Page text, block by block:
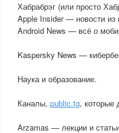
Хабрабрэг (или просто
Apple Insider — новости из
Android News — всё о
Kaspersky News —
Наука и образование.
Каналы, public.tg,
Arzamas — лекции и